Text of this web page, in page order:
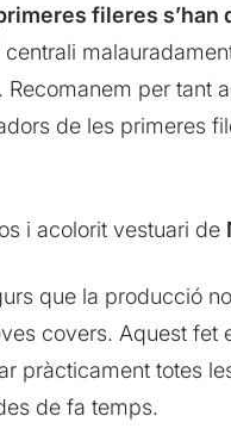
fileres s’han
per tant
de les primeres
i acolorit vestuari de
que la producció
covers. Aquest fet
pràcticament totes
de fa temps.